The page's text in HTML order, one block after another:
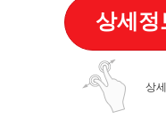
상세
상